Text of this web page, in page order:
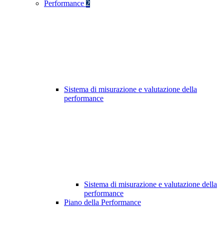
Performance 2
Sistema di misurazione e valutazione della
performance
Sistema di misurazione e valutazione della
performance
Piano della Performance